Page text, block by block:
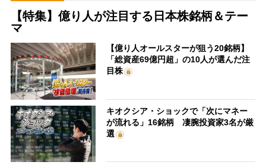
【特集】億り人が注目する日本株銘柄＆テー
マ
【億り人オールスターが狙う20銘柄】
「総資産69億円超」の10人が選んだ注
目株
キオクシア・ショックで「次にマネー
が流れる」16銘柄 凄腕投資家3名が厳
選